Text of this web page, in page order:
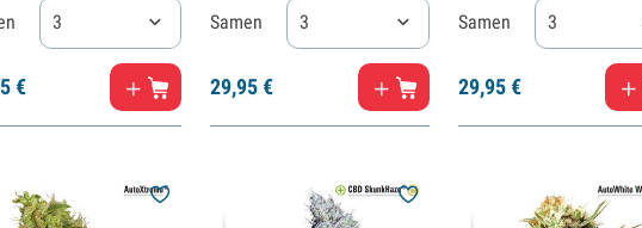
3
€
Samen 3
29,95€
Samen 3
29,95€